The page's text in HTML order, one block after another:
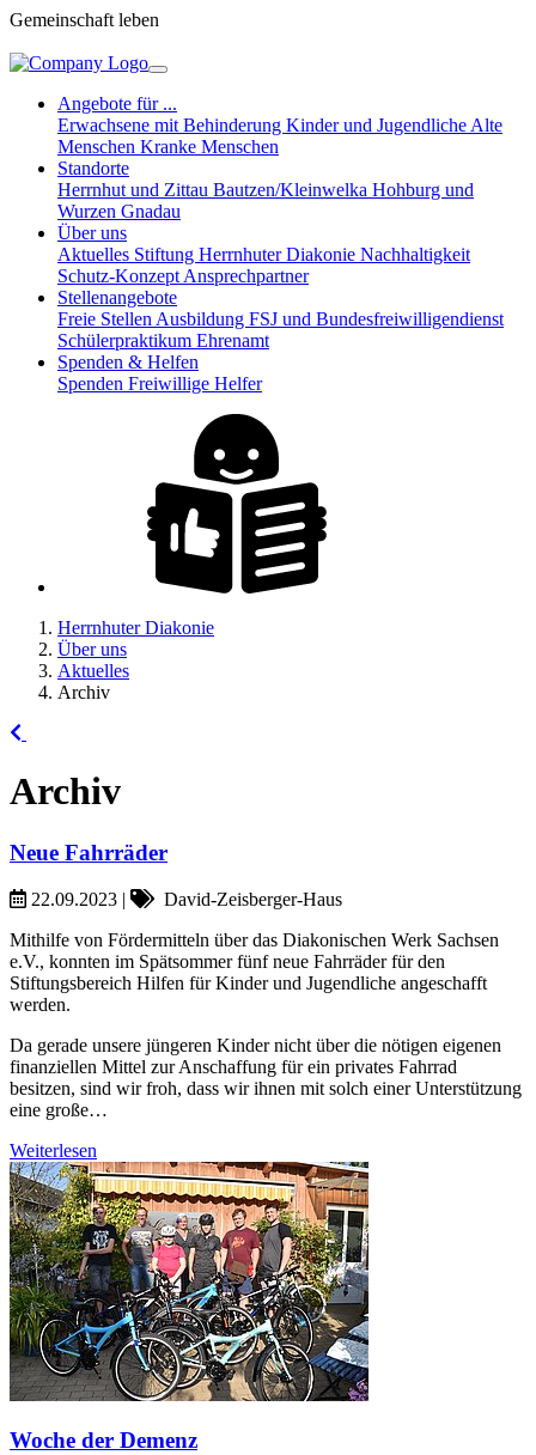
Gemeinschaft leben
Angebote für ...
Erwachsene mit Behinderung Kinder und Jugendliche Alte
Menschen Kranke Menschen
Standorte
Herrnhut und Zittau Bautzen/Kleinwelka Hohburg und
Wurzen Gnadau
Über uns
Aktuelles Stiftung Herrnhuter Diakonie Nachhaltigkeit
Schutz-Konzept Ansprechpartner
Stellenangebote
Freie Stellen Ausbildung FSJ und Bundesfreiwilligendienst
Schülerpraktikum Ehrenamt
Spenden & Helfen
Spenden Freiwillige Helfer
Herrnhuter Diakonie
Über uns
Aktuelles
Archiv
Archiv
Neue Fahrräder
22.09.2023 |
David-Zeisberger-Haus
Mithilfe von Fördermitteln über das Diakonischen Werk Sachsen
e.V., konnten im Spätsommer fünf neue Fahrräder für den
Stiftungsbereich Hilfen für Kinder und Jugendliche angeschafft
werden.
Da gerade unsere jüngeren Kinder nicht über die nötigen eigenen
finanziellen Mittel zur Anschaffung für ein privates Fahrrad
besitzen, sind wir froh, dass wir ihnen mit solch einer Unterstützung
eine große…
Weiterlesen
Woche der Demenz